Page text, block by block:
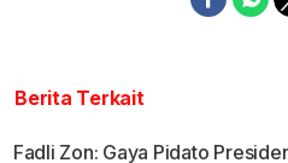
Berita Terkait
Fadli Zon: Gaya Pidato